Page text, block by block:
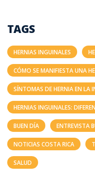
TAGS
HERNIAS INGUINALES
CÓMO SE MANIFIESTA UNA
SÍNTOMAS DE HERNIA EN LA
HERNIAS INGUINALES:
BUEN DÍA ENTREVISTA
NOTICIAS COSTA RICA
SALUD